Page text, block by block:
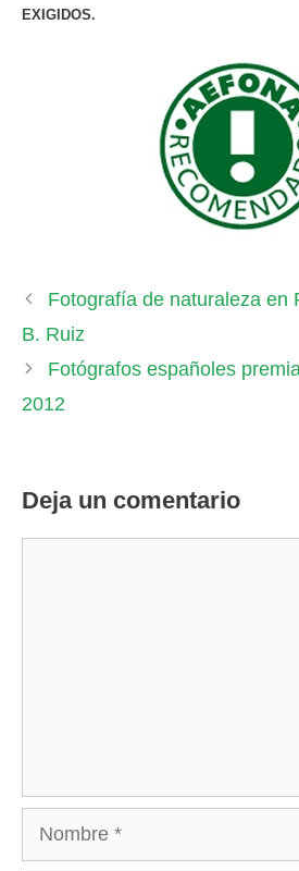
EXIGIDOS.
Fotografía de naturaleza en
B. Ruiz
Fotógrafos españoles
2012
Deja un comentario
Nombre